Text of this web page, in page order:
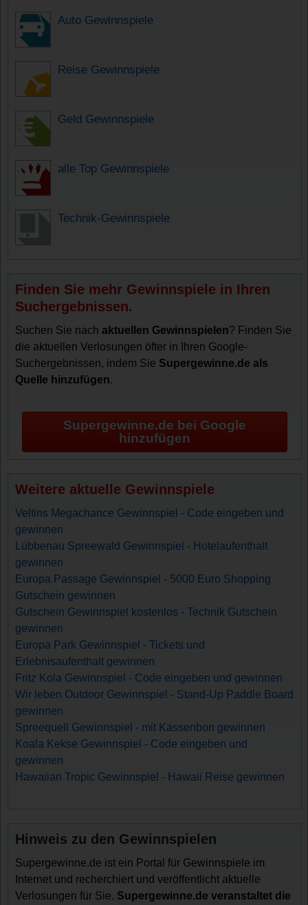
Auto Gewinnspiele
Reise Gewinnspiele
Geld Gewinnspiele
alle Top Gewinnspiele
Technik-Gewinnspiele
Finden Sie mehr Gewinnspiele in Ihren
Suchergebnissen.
Suchen Sie nachaktuellen Gewinnspielen? Finden Sie
die aktuellen Verlosungen öfter in Ihren Google-
Suchergebnissen, indem Sie Supergewinne.de als
Quelle hinzufügen.
Supergewinne.de bei Google
hinzufügen
Weitere aktuelle Gewinnspiele
Veltins Megachance Gewinnspiel - Code eingeben und
gewinnen
Lübbenau Spreewald Gewinnspiel - Hotelaufenthalt
gewinnen
Europa Passage Gewinnspiel - 5000 Euro Shopping
Gutschein gewinnen
Gutschein Gewinnspiel kostenlos - Technik Gutschein
gewinnen
Europa Park Gewinnspiel - Tickets und
Erlebnisaufenthalt gewinnen
Fritz Kola Gewinnspiel - Code eingeben und gewinnen
Wir leben Outdoor Gewinnspiel - Stand-Up Paddle Board
gewinnen
Spreequell Gewinnspiel - mit Kassenbon gewinnen
Koala Kekse Gewinnspiel - Code eingeben und
gewinnen
Hawaiian Tropic Gewinnspiel - Hawaii Reise gewinnen
Hinweis zu den Gewinnspielen
Supergewinne.de ist ein Portal für Gewinnspiele im
Internet und recherchiert und veröffentlicht aktuelle
Verlosungen für Sie. Supergewinne.de veranstaltet die